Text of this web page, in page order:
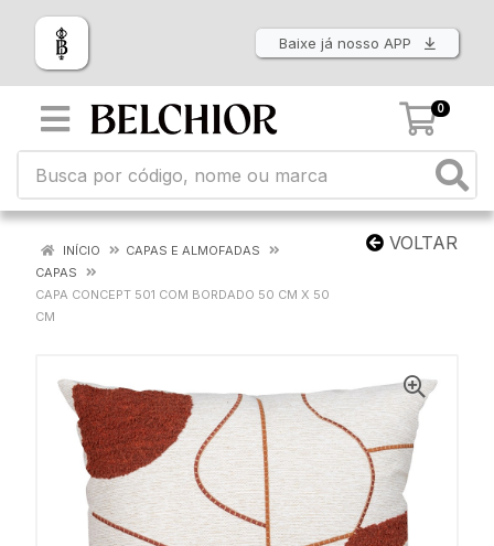
Baixe já nosso APP
0
VOLTAR
INÍCIO
CAPAS E ALMOFADAS
CAPAS
CAPA CONCEPT 501 COM BORDADO 50 CM X 50
CM